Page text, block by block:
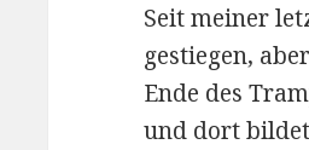
Seit meiner
gestiegen,
Ende des
und dort